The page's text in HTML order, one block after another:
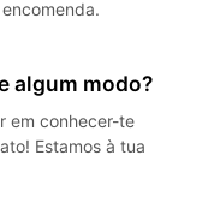
algum modo?
em conhecer-te
Estamos à tua